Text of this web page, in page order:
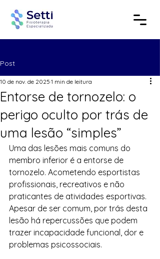
Post
Entorse de tornozelo: o
perigo oculto por trás de
uma lesão “simples”
10 de nov. de 2025 1 min de leitura
Uma das lesões mais comuns do
membro inferior é a entorse de
tornozelo. Acometendo esportistas
profissionais, recreativos e não
praticantes de atividades esportivas.
Apesar de ser comum, por trás desta
lesão há repercussões que podem
trazer incapacidade funcional, dor e
problemas psicossociais.